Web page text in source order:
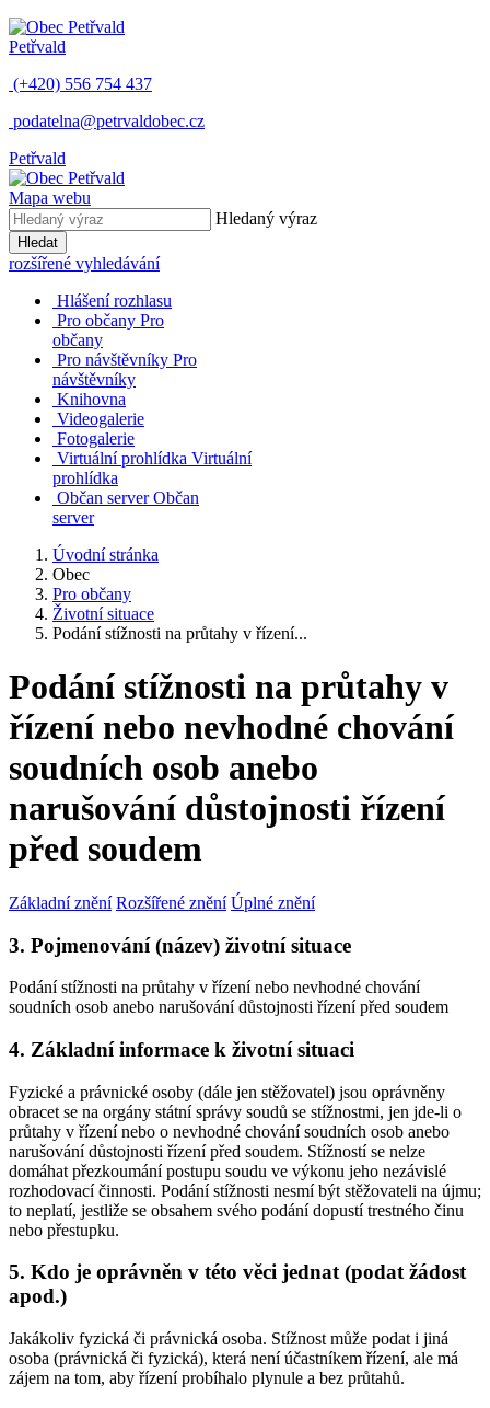
Petřvald
(+420) 556 754 437
podatelna@petrvaldobec.cz
Petřvald
Mapa webu
Hledaný výraz
Hledat
rozšířené vyhledávání
Hlášení rozhlasu
Pro občany Pro
občany
Pro návštěvníky Pro
návštěvníky
Knihovna
Videogalerie
Fotogalerie
Virtuální prohlídka Virtuální
prohlídka
Občan server Občan
server
Úvodní stránka
Obec
Pro občany
Životní situace
Podání stížnosti na průtahy v řízení...
Podání stížnosti na průtahy v
řízení nebo nevhodné chování
soudních osob anebo
narušování důstojnosti řízení
před soudem
Základní znění Rozšířené znění Úplné znění
3. Pojmenování (název) životní situace
Podání stížnosti na průtahy v řízení nebo nevhodné chování
soudních osob anebo narušování důstojnosti řízení před soudem
4. Základní informace k životní situaci
Fyzické a právnické osoby (dále jen stěžovatel) jsou oprávněny
obracet se na orgány státní správy soudů se stížnostmi, jen jde-li o
průtahy v řízení nebo o nevhodné chování soudních osob anebo
narušování důstojnosti řízení před soudem. Stížností se nelze
domáhat přezkoumání postupu soudu ve výkonu jeho nezávislé
rozhodovací činnosti. Podání stížnosti nesmí být stěžovateli na újmu;
to neplatí, jestliže se obsahem svého podání dopustí trestného činu
nebo přestupku.
5. Kdo je oprávněn v této věci jednat (podat žádost
apod.)
Jakákoliv fyzická či právnická osoba. Stížnost může podat i jiná
osoba (právnická či fyzická), která není účastníkem řízení, ale má
zájem na tom, aby řízení probíhalo plynule a bez průtahů.